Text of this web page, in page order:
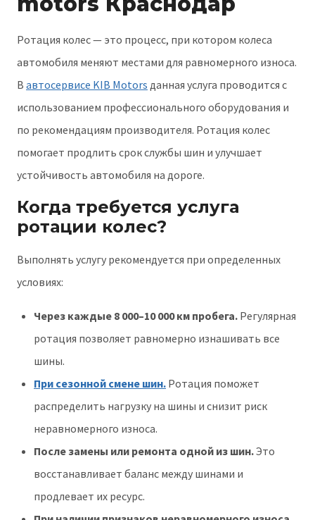
Ротация колес — это процесс, при котором колеса
автомобиля меняют местами для равномерного износа.
В автосервисе KIB Motors данная услуга проводится с
использованием профессионального оборудования и
по рекомендациям производителя. Ротация колес
помогает продлить срок службы шин и улучшает
устойчивость автомобиля на дороге.
Когда требуется услуга
ротации колес?
Выполнять услугу рекомендуется при определенных
условиях:
Через каждые 8 000–10 000 км пробега. Регулярная
ротация позволяет равномерно изнашивать все
шины.
При сезонной смене шин. Ротация поможет
распределить нагрузку на шины и снизит риск
неравномерного износа.
После замены или ремонта одной из шин.Это
восстанавливает баланс между шинами и
продлевает их ресурс.